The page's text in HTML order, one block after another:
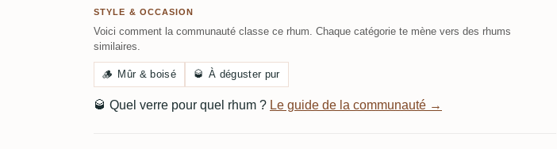
STYLE & OCCASION
Voici comment la communauté classe ce rhum. Chaque catégorie te mène vers des rhums
similaires.
🪵 Mûr & boisé 🥃 À déguster pur
🥃 Quel verre pour quel rhum ? Le guide de la communauté →